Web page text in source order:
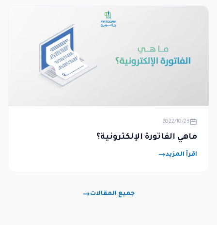
2022/10/23
ماهي الفاتورة الإلكترونية؟
اقرأ المزيد
جميع المقالات